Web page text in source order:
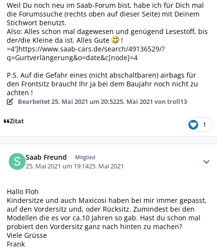
Weil Du noch neu im Saab-Forum bist, habe ich für Dich mal
die Forumssuche (rechts oben auf dieser Seite) mit Deinem
Stichwort benutzt.
Also: Alles schon mal dagewesen und genügend Lesestoff, bis
der/die Kleine da ist. Alles Gute
!
=4']https://www.saab-cars.de/search/49136529/?
q=Gurtverlängerung&o=date&c[node]=4
P.S. Auf die Gefahr eines (nicht abschaltbaren) airbags für
den Frontsitz braucht Ihr ja bei dem Baujahr noch nicht zu
achten !
Bearbeitet25. Mai 2021 um 20:5225. Mai 2021 von troll13
Zitat 1
Saab Freund Mitglied
25. Mai 2021 um 19:1425. Mai 2021
Hallo Floh
Kindersitze und auch Maxicosi haben bei mir immer gepasst,
auf den Vordersitz und, oder Rücksitz. Zumindest bei den
Modellen die es vor ca.10 Jahren so gab. Hast du schon mal
probiert den Vordersitz ganz nach hinten zu machen?
Viele Grüsse
Frank